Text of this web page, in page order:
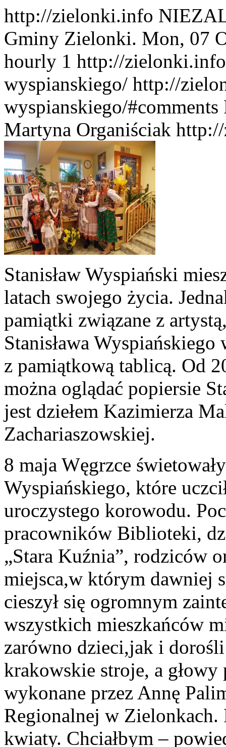
http://zielonki.info
Gminy Zielonki. Mon, 07
hourly 1 http://
wyspianskiego/ http://
wyspianskiego/#comments
Martyna Organiściak
Stanisław Wyspiański
latach swojego życia.
pamiątki związane z
Stanisława
z pamiątkową tablicą. Od
można oglądać popiersie
jest dziełem Kazimierza
Zachariaszowskiej.
8 maja Węgrzce
Wyspiańskiego, które
uroczystego korowodu.
pracowników Biblioteki,
„Stara Kuźnia”, rodziców
miejsca,w którym dawniej
cieszył się ogromnym
wszystkich mieszkańców
zarówno dzieci,jak i
krakowskie stroje, a głowy
wykonane przez Annę
Regionalnej w Zielonkach.
kwiaty. Chciałbym –